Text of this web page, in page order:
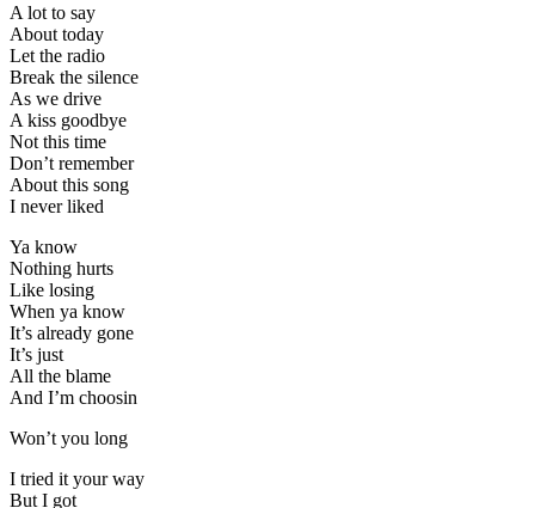
A lot to say
About today
Let the radio
Break the silence
As we drive
A kiss goodbye
Not this time
Don’t remember
About this song
I never liked
Ya know
Nothing hurts
Like losing
When ya know
It’s already gone
It’s just
All the blame
And I’m choosin
Won’t you long
I tried it your way
But I got